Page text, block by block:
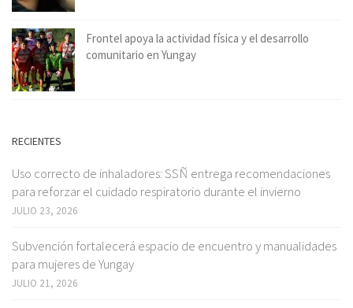
Frontel apoya la actividad física y el desarrollo
comunitario en Yungay
RECIENTES
Uso correcto de inhaladores: SSÑ entrega recomendaciones
para reforzar el cuidado respiratorio durante el invierno
JULIO 23, 2026
Subvención fortalecerá espacio de encuentro y manualidades
para mujeres de Yungay
JULIO 21, 2026